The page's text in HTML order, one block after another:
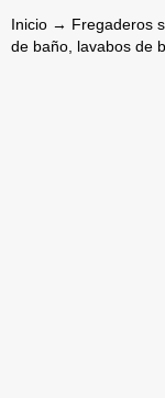
Inicio → Fregaderos
de baño, lavabos de